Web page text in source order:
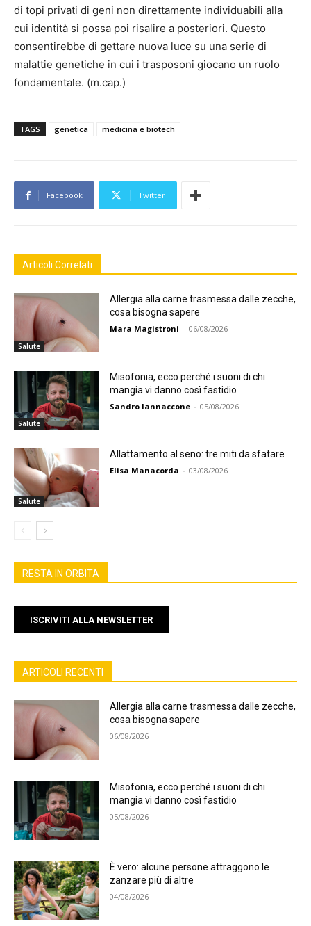
di topi privati di geni non direttamente individuabili alla
cui identità si possa poi risalire a posteriori. Questo
consentirebbe di gettare nuova luce su una serie di
malattie genetiche in cui i trasposoni giocano un ruolo
fondamentale. (m.cap.)
TAGS genetica medicina e biotech
Facebook Twitter
Articoli Correlati
Salute
Allergia alla carne trasmessa dalle zecche,
cosa bisogna sapere
Mara Magistroni - 06/08/2026
Salute
Misofonia, ecco perché i suoni di chi
mangia vi danno così fastidio
Sandro Iannaccone - 05/08/2026
Salute
Allattamento al seno: tre miti da sfatare
Elisa Manacorda - 03/08/2026
RESTA IN ORBITA
ISCRIVITI ALLA NEWSLETTER
ARTICOLI RECENTI
Allergia alla carne trasmessa dalle zecche,
cosa bisogna sapere
06/08/2026
Misofonia, ecco perché i suoni di chi
mangia vi danno così fastidio
05/08/2026
È vero: alcune persone attraggono le
zanzare più di altre
04/08/2026